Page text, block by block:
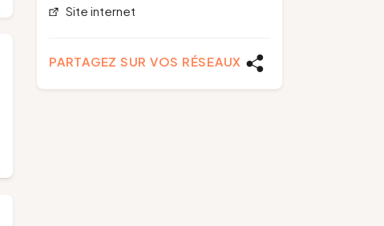
Site internet
PARTAGEZ SUR VOS RÉSEAUX